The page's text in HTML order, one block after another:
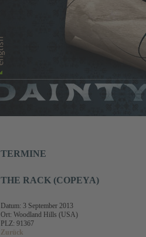
TERMINE
THE RACK (COPEYA)
Datum: 3 September 2013
Ort: Woodland Hills (USA)
PLZ: 91367
Zurück